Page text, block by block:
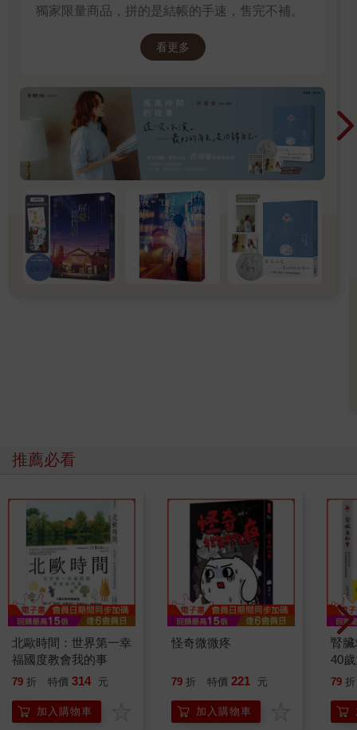
獨家限量商品，拼的是結帳的手速，售完不補。
看更多
推薦必看
北歐時間：世界第一幸
福國度教會我的事
79 折 特價 314 元
加入購物車
怪奇微微疼
79 折 特價 221 元
加入購物車
腎
40
就
79 折